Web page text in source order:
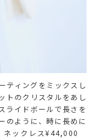
ティングをミックスし
トのクリスタルをあし
ライドボールで長さを
のように、時に長めに
ネックレス¥44,000